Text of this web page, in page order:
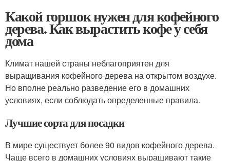
Какой горшок нужен для кофейного
дерева. Как вырастить кофе у себя
дома
Климат нашей страны неблагоприятен для
выращивания кофейного дерева на открытом воздухе.
Но вполне реально разведение его в домашних
условиях, если соблюдать определенные правила.
Лучшие сорта для посадки
В мире существует более 90 видов кофейного дерева.
Чаще всего в домашних условиях выращивают такие